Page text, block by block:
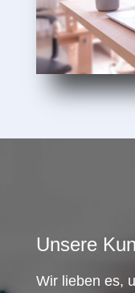
Unsere
Wir lieben es,